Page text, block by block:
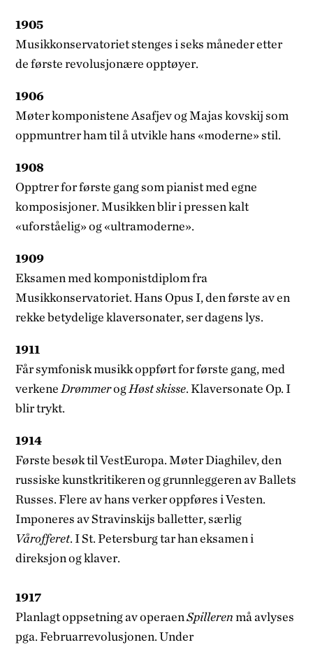
1905
Musikkonservatoriet stenges i seks måneder etter
de første revolusjonære opptøyer.
1906
Møter komponistene Asafjev og Majas­ kovskij som
oppmuntrer ham til å utvikle hans «moderne» stil.
1908
Opptrer for første gang som pianist med egne
komposisjoner. Musikken blir i pressen kalt
«uforståelig» og «ultramoderne».
1909
Eksamen med komponistdiplom fra
Musikkonservatoriet. Hans Opus I, den første av en
rekke betydelige klaversonater, ser dagens lys.
1911
Får symfonisk musikk oppført for første gang, med
verkene DrømmerogHøst­ skisse. Klaversonate Op. I
blir trykt.
1914
Første besøk til Vest­Europa. Møter Diaghilev, den
russiske kunstkritikeren og grunnleggeren av Ballets
Russes. Flere av hans verker oppføres i Vesten.
Imponeres av Stravinskijs balletter, særlig
Vårofferet. I St. Petersburg tar han eksamen i
direksjon og klaver.
1917
Planlagt oppsetning av operaenSpillerenmå avlyses
pga. Februarrevolusjonen. Under